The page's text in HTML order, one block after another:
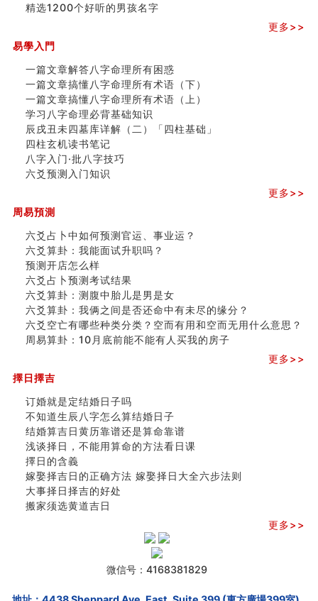
精选1200个好听的男孩名字
更多>>
易學入門
一篇文章解答八字命理所有困惑
一篇文章搞懂八字命理所有术语（下）
一篇文章搞懂八字命理所有术语（上）
学习八字命理必背基础知识
辰戌丑未四墓库详解（二）「四柱基础」
四柱玄机读书笔记
八字入门·批八字技巧
六爻预测入门知识
更多>>
周易預測
六爻占卜中如何预测官运、事业运？
六爻算卦：我能面试升职吗？
预测开店怎么样
六爻占卜预测考试结果
六爻算卦：测腹中胎儿是男是女
六爻算卦：我俩之间是否还命中有未尽的缘分？
六爻空亡有哪些种类分类？空而有用和空而无用什么意思？
周易算卦：10月底前能不能有人买我的房子
更多>>
擇日擇吉
订婚就是定结婚日子吗
不知道生辰八字怎么算结婚日子
结婚算吉日黄历靠谱还是算命靠谱
浅谈择日，不能用算命的方法看日课
擇日的含義
嫁娶择吉日的正确方法 嫁娶择日大全六步法则
大事择日择吉的好处
搬家须选黄道吉日
更多>>
微信号：4168381829